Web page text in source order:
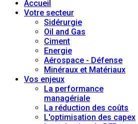
Accueil
Votre secteur
Sidérurgie
Oil and Gas
Ciment
Energie
Aérospace - Défense
Minéraux et Matériaux
Vos enjeux
La performance
managériale
La réduction des coûts
L'optimisation des capex